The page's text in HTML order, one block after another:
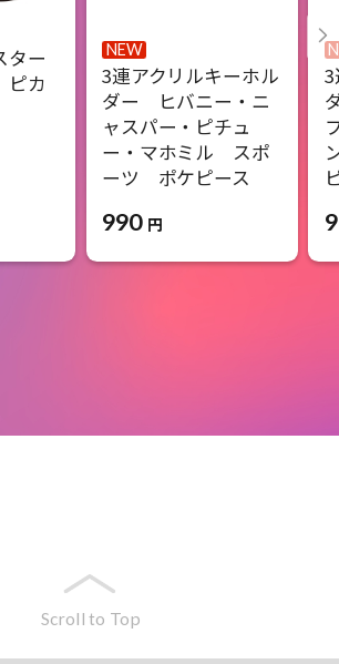
ター
カ
NEW
3連アクリルキーホル
ダー ヒバニー・ニ
ャスパー・ピチュ
ー・マホミル スポ
ーツ ポケピース
990 円
Scroll to Top